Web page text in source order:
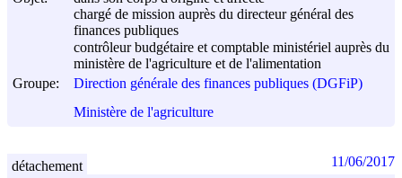
chargé de mission auprès du directeur général des
finances publiques
contrôleur budgétaire et comptable ministériel auprès du
ministère de l'agriculture et de l'alimentation
Groupe:
Direction générale des finances publiques (DGFiP)
Ministère de l'agriculture
détachement 11/06/2017